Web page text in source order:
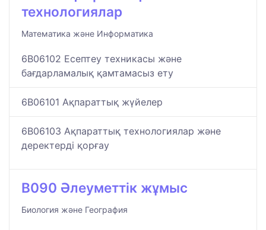
технологиялар
Математика және Информатика
6B06102 Есептеу техникасы және
бағдарламалық қамтамасыз ету
6B06101 Ақпараттық жүйелер
6B06103 Ақпараттық технологиялар және
деректерді қорғау
B090 Әлеуметтік жұмыс
Биология және География